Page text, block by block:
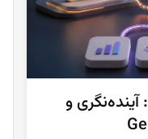
رقابت هوش مصنوعی ۲۰۲۶: آینده‌نگری و